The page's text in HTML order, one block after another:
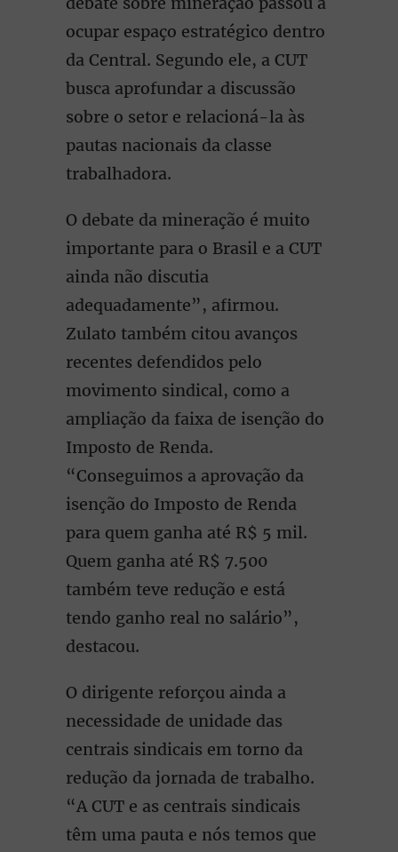
ocupar espaço estratégico dentro
da Central. Segundo ele, a CUT
busca aprofundar a discussão
sobre o setor e relacioná-la às
pautas nacionais da classe
trabalhadora.
O debate da mineração é muito
importante para o Brasil e a CUT
ainda não discutia
adequadamente”, afirmou.
Zulato também citou avanços
recentes defendidos pelo
movimento sindical, como a
ampliação da faixa de isenção do
Imposto de Renda.
“Conseguimos a aprovação da
isenção do Imposto de Renda
para quem ganha até R$ 5 mil.
Quem ganha até R$ 7.500
também teve redução e está
tendo ganho real no salário”,
destacou.
O dirigente reforçou ainda a
necessidade de unidade das
centrais sindicais em torno da
redução da jornada de trabalho.
“A CUT e as centrais sindicais
têm uma pauta e nós temos que